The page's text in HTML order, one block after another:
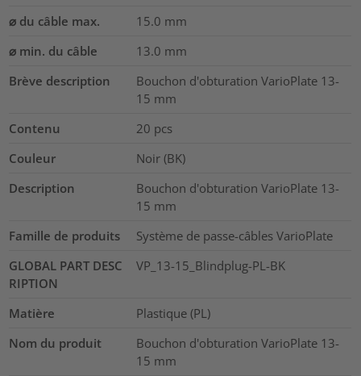
⌀ du câble max.
15.0 mm
⌀ min. du câble
13.0 mm
Brève description
Bouchon d'obturation VarioPlate 13-
15 mm
Contenu
20 pcs
Couleur
Noir (BK)
Description
Bouchon d'obturation VarioPlate 13-
15 mm
Famille de produits
Système de passe-câbles VarioPlate
GLOBAL PART DESC
RIPTION
VP_13-15_Blindplug-PL-BK
Matière
Plastique (PL)
Nom du produit
Bouchon d'obturation VarioPlate 13-
15 mm